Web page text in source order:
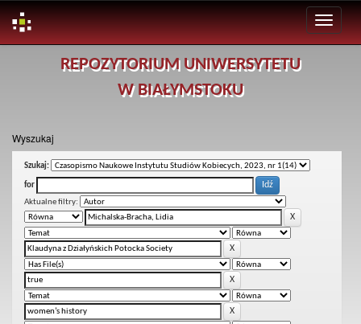
REPOZYTORIUM UNIWERSYTETU
W BIAŁYMSTOKU
Wyszukaj
Szukaj:
for
Aktualne filtry: